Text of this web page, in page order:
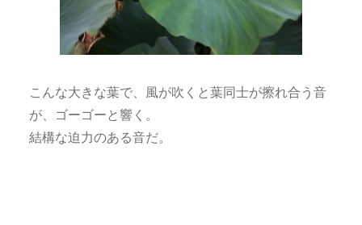
こんな大きな葉で、風が吹くと葉同士が擦れ合う音
が、ゴーゴーと響く。
結構な迫力のある音だ。